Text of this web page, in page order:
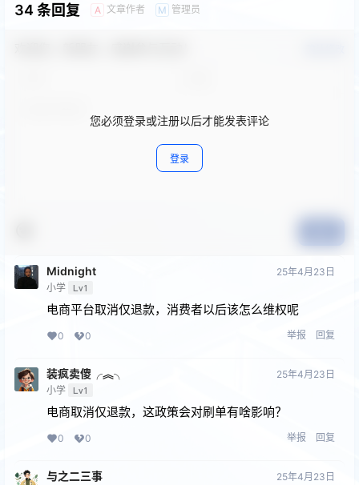
34 条回复 A 文章作者 M 管理员
您必须登录或注册以后才能发表评论
登录
Midnight
小学 Lv1
25年4月23日
电商平台取消仅退款，消费者以后该怎么维权呢
0 0 举报 回复
装疯卖傻╭︽╮
小学 Lv1
25年4月23日
电商取消仅退款，这政策会对刷单有啥影响？
0 0 举报 回复
与之二三事 25年4月23日